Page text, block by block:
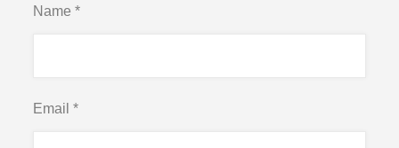
Name*
Email*